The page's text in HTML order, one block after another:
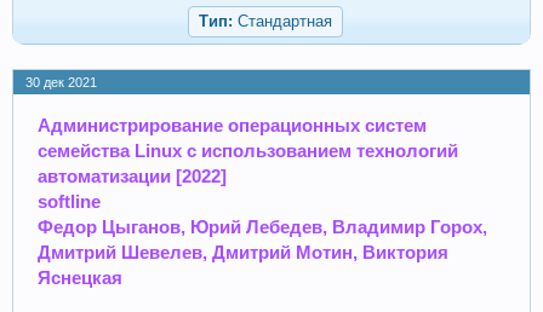
Тип: Стандартная
30 дек 2021
Администрирование операционных систем
семейства Linux c использованием технологий
автоматизации [2022]
softline
Федор Цыганов, Юрий Лебедев, Владимир Горох,
Дмитрий Шевелев, Дмитрий Мотин, Виктория
Яснецкая